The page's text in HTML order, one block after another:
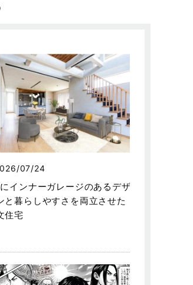
07/24
インナーガレージのあるデザ
と暮らしやすさを両立させた
住宅